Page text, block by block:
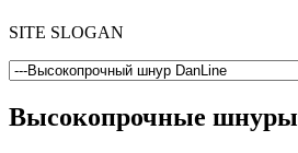
SITE SLOGAN
Высокопрочные шнуры